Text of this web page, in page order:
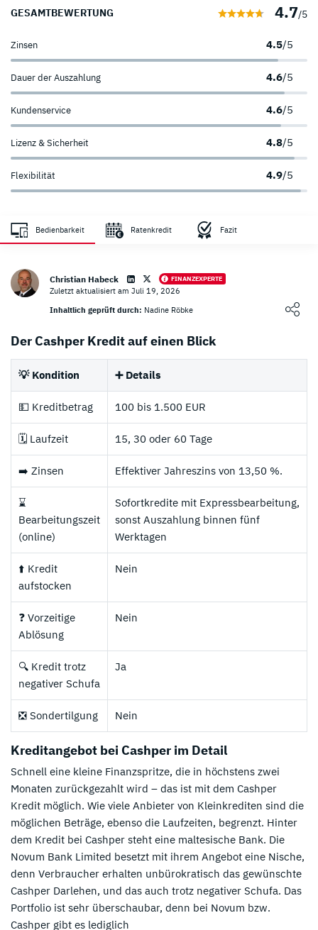
GESAMTBEWERTUNG 4.7/5
Zinsen 4.5/5
Dauer der Auszahlung 4.6/5
Kundenservice 4.6/5
Lizenz & Sicherheit 4.8/5
Flexibilität 4.9/5
Bedienbarkeit Ratenkredit Fazit
Christian Habeck FINANZEXPERTE
Zuletzt aktualisiert am Juli 19, 2026
Inhaltlich geprüft durch: Nadine Röbke
Der Cashper Kredit auf einen Blick
💡 Kondition ➕ Details
💵 Kreditbetrag 100 bis 1.500 EUR
🗓️ Laufzeit 15, 30 oder 60 Tage
➡️ Zinsen Effektiver Jahreszins von 13,50 %.
⌛
Bearbeitungszeit
(online)
Sofortkredite mit Expressbearbeitung,
sonst Auszahlung binnen fünf
Werktagen
⬆️ Kredit
aufstocken
Nein
❓ Vorzeitige
Ablösung
Nein
🔍 Kredit trotz
negativer Schufa
Ja
❎ Sondertilgung Nein
Kreditangebot bei Cashper im Detail
Schnell eine kleine Finanzspritze, die in höchstens zwei
Monaten zurückgezahlt wird – das ist mit dem Cashper
Kredit möglich. Wie viele Anbieter von Kleinkrediten sind die
möglichen Beträge, ebenso die Laufzeiten, begrenzt. Hinter
dem Kredit bei Cashper steht eine maltesische Bank. Die
Novum Bank Limited besetzt mit ihrem Angebot eine Nische,
denn Verbraucher erhalten unbürokratisch das gewünschte
Cashper Darlehen, und das auch trotz negativer Schufa. Das
Portfolio ist sehr überschaubar, denn bei Novum bzw.
Cashper gibt es lediglich